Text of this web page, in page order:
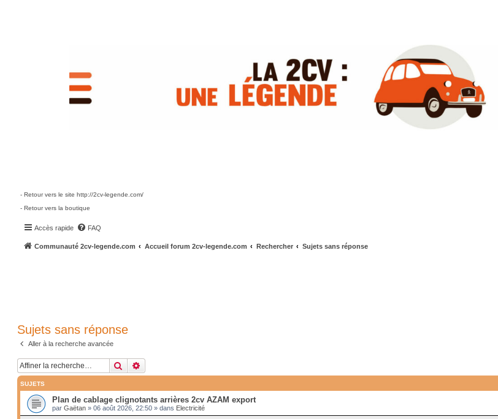
- Retour vers le site http://2cv-legende.com/
- Retour vers la boutique
Accès rapide FAQ
Communauté 2cv-legende.com Accueil forum 2cv-legende.com Rechercher Sujets sans réponse
Sujets sans réponse
Aller à la recherche avancée
Rechercher
SUJETS
Plan de cablage clignotants arrières 2cv AZAM export
par Gaëtan» 06 août 2026, 22:50» dans Electricité